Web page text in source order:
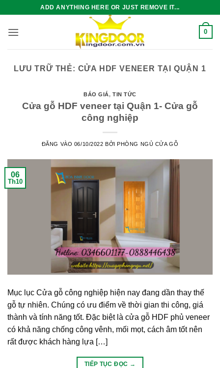
nội
ADD ANYTHING HERE OR JUST REMOVE IT...
0
LƯU TRỮ THẺ: CỬA HDF VENEER TẠI QUẬN 1
BÁO GIÁ,TIN TỨC
Cửa gỗ HDF veneer tại Quận 1- Cửa gỗ
công nghiệp
ĐĂNG VÀO 06/10/2022 BỞIPHÒNG NGỦ CỬA GỖ
06
Th10
Mục lục Cửa gỗ công nghiệp hiện nay đang dần thay thế
gỗ tự nhiên. Chúng có ưu điểm về thời gian thi công, giá
thành và tính năng tốt. Đặc biệt là cửa gỗ HDF phủ veneer
có khả năng chống công vênh, mối mọt, cách âm tốt nên
rất được khách hàng lựa […]
TIẾP TỤC ĐỌC →